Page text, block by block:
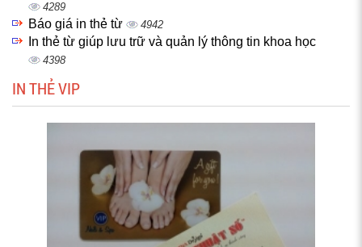
4289
Báo giá in thẻ từ 4942
In thẻ từ giúp lưu trữ và quản lý thông tin khoa học
4398
IN THẺ VIP